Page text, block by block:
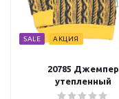
SALE АКЦИЯ
20785 Джемпер
утепленный